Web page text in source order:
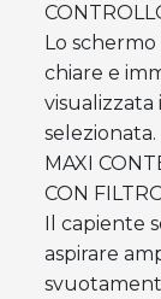
Lo
chiare e
selezionata.
MAXI
CON
Il capiente
aspirare